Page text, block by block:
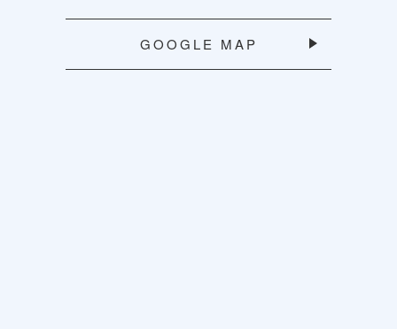
GOOGLE MAP